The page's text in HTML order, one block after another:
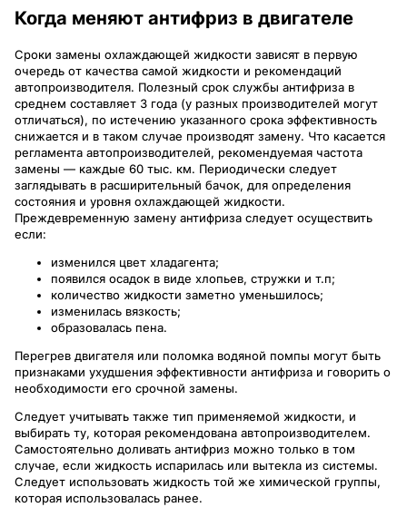
Когда меняют антифриз в двигателе
Сроки замены охлаждающей жидкости зависят в первую
очередь от качества самой жидкости и рекомендаций
автопроизводителя. Полезный срок службы антифриза в
среднем составляет 3 года (у разных производителей могут
отличаться), по истечению указанного срока эффективность
снижается и в таком случае производят замену. Что касается
регламента автопроизводителей, рекомендуемая частота
замены — каждые 60 тыс. км. Периодически следует
заглядывать в расширительный бачок, для определения
состояния и уровня охлаждающей жидкости.
Преждевременную замену антифриза следует осуществить
если:
изменился цвет хладагента;
появился осадок в виде хлопьев, стружки и т.п;
количество жидкости заметно уменьшилось;
изменилась вязкость;
образовалась пена.
Перегрев двигателя или поломка водяной помпы могут быть
признаками ухудшения эффективности антифриза и говорить о
необходимости его срочной замены.
Следует учитывать также тип применяемой жидкости, и
выбирать ту, которая рекомендована автопроизводителем.
Самостоятельно доливать антифриз можно только в том
случае, если жидкость испарилась или вытекла из системы.
Следует использовать жидкость той же химической группы,
которая использовалась ранее.